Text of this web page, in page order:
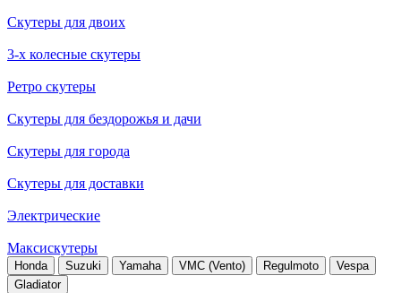
Скутеры для двоих
3-х колесные скутеры
Ретро скутеры
Скутеры для бездорожья и дачи
Скутеры для города
Скутеры для доставки
Электрические
Максискутеры
Honda Suzuki Yamaha VMC (Vento) Regulmoto
Vespa
Gladiator